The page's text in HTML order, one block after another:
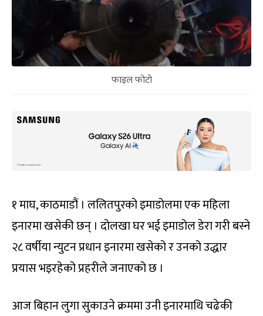
फाइल फोटो
१ माघ, काठमाडौं । ललितपुरको इमाडोलमा एक महिला
इनारमा खसेकी छन् । दोलखा घर भई इमाडोल डेरा गरी बस्ने
२८ वर्षीया न्युटन प्रधान इनारमा खसेको र उनको उद्धार
प्रयास भइरहेको प्रहरीले जनाएको छ ।
आज बिहान लुगा सुकाउने क्रममा उनी इनारमाथि चढेकी